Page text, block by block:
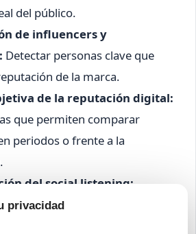
del público.
de influencers y
Detectar personas clave que
de la marca.
de la reputación digital:
que permiten comparar
periodos o frente a la
del social listening:
continua sin intervención
privacidad